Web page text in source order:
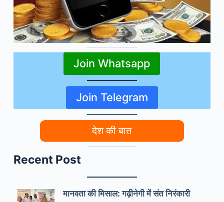
Join Whatsapp
Join Telegram
देश की बात
Recent Post
मानवता की मिसाल: गढ़ीनेगी में संत निरंकारी